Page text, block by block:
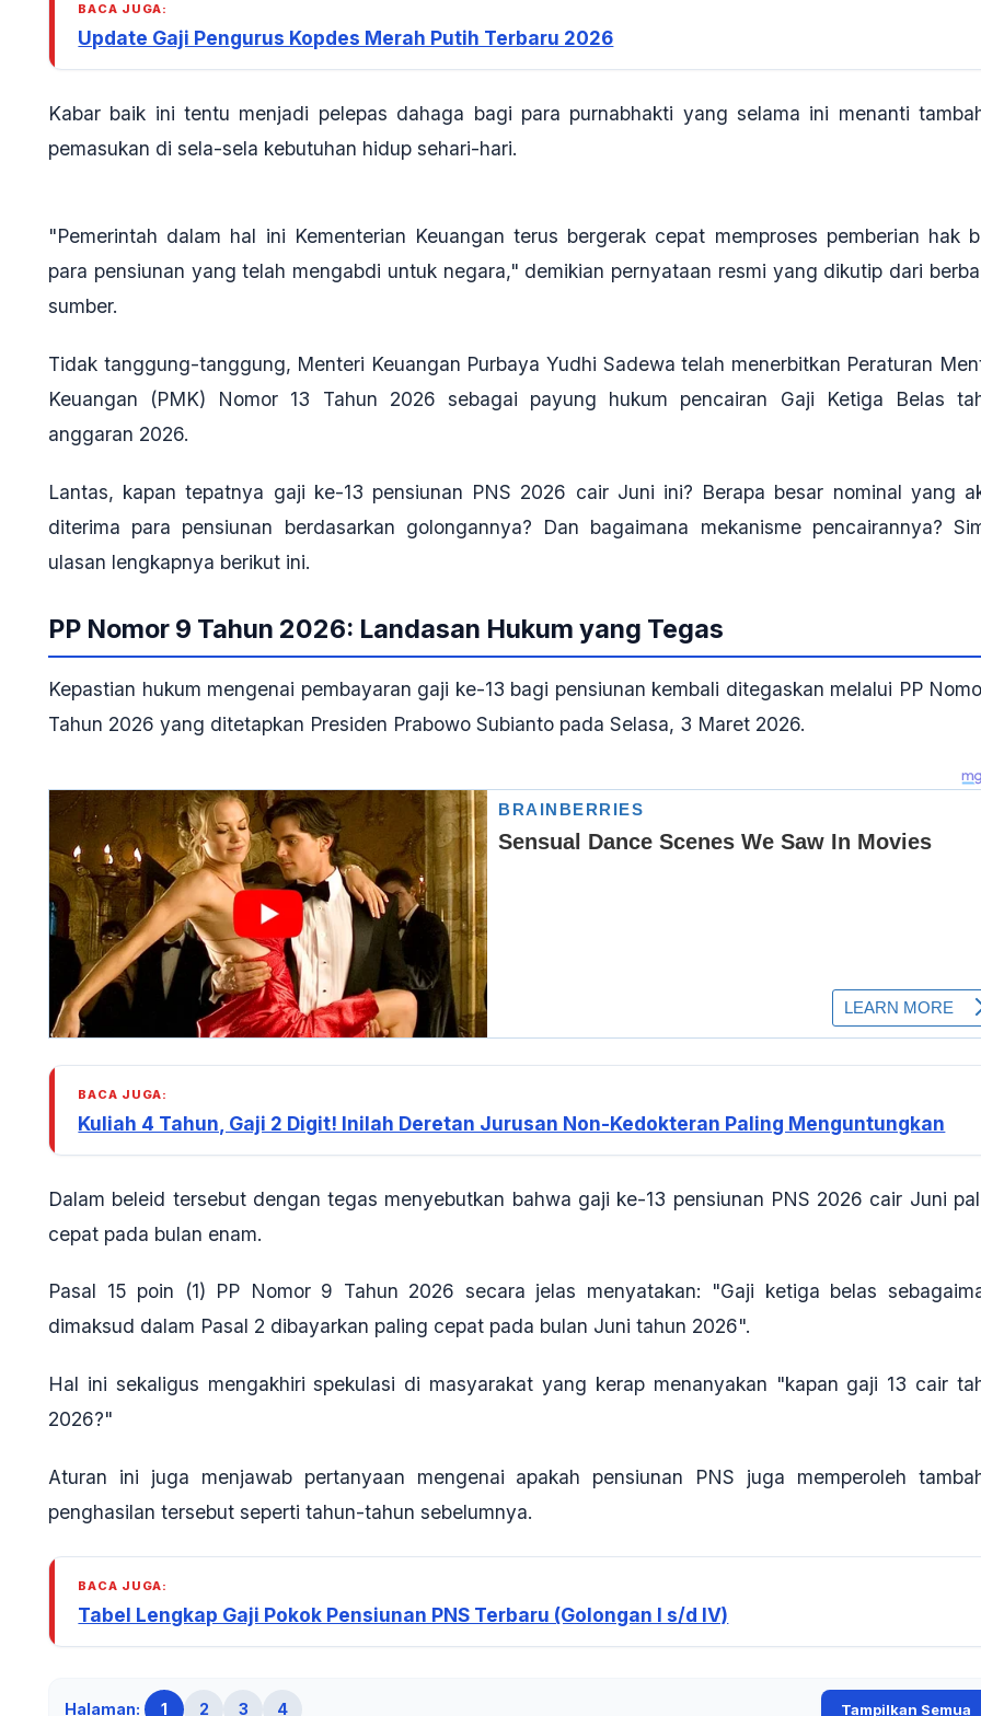
BACA JUGA:
Update Gaji Pengurus Kopdes Merah Putih Terbaru 2026
Kabar baik ini tentu menjadi pelepas dahaga bagi para purnabhakti yang selama ini menanti
pemasukan di sela-sela kebutuhan hidup sehari-hari.
"Pemerintah dalam hal ini Kementerian Keuangan terus bergerak cepat memproses pemberian hak
para pensiunan yang telah mengabdi untuk negara," demikian pernyataan resmi yang dikutip dari
sumber.
Tidak tanggung-tanggung, Menteri Keuangan Purbaya Yudhi Sadewa telah menerbitkan Peraturan
Keuangan (PMK) Nomor 13 Tahun 2026 sebagai payung hukum pencairan Gaji Ketiga Belas
anggaran 2026.
Lantas, kapan tepatnya gaji ke-13 pensiunan PNS 2026 cair Juni ini? Berapa besar nominal yang
diterima para pensiunan berdasarkan golongannya? Dan bagaimana mekanisme pencairannya?
ulasan lengkapnya berikut ini.
PP Nomor 9 Tahun 2026: Landasan Hukum yang Tegas
Kepastian hukum mengenai pembayaran gaji ke-13 bagi pensiunan kembali ditegaskan melalui PP
Tahun 2026 yang ditetapkan Presiden Prabowo Subianto pada Selasa, 3 Maret 2026.
BACA JUGA:
Kuliah 4 Tahun, Gaji 2 Digit! Inilah Deretan Jurusan Non-Kedokteran Paling Menguntungkan
Dalam beleid tersebut dengan tegas menyebutkan bahwa gaji ke-13 pensiunan PNS 2026 cair Juni
cepat pada bulan enam.
Pasal 15 poin (1) PP Nomor 9 Tahun 2026 secara jelas menyatakan: "Gaji ketiga belas
dimaksud dalam Pasal 2 dibayarkan paling cepat pada bulan Juni tahun 2026".
Hal ini sekaligus mengakhiri spekulasi di masyarakat yang kerap menanyakan "kapan gaji 13 cair
2026?"
Aturan ini juga menjawab pertanyaan mengenai apakah pensiunan PNS juga memperoleh
penghasilan tersebut seperti tahun-tahun sebelumnya.
BACA JUGA:
Tabel Lengkap Gaji Pokok Pensiunan PNS Terbaru (Golongan I s/d IV)
Halaman: 1 2 3 4 Tampilkan Semua